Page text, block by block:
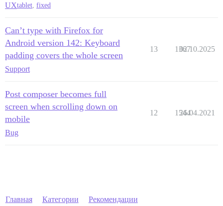
UXtablet, fixed
Can’t type with Firefox for
Android version 142: Keyboard
padding covers the whole screen
Support
13 1367
02.10.2025
Post composer becomes full
screen when scrolling down on
mobile
Bug
12 1544
26.04.2021
Главная Категории Рекомендации